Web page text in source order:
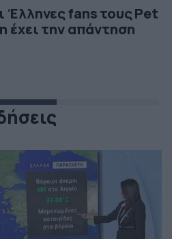
Έλληνες fans τους Pet
έχει την απάντηση